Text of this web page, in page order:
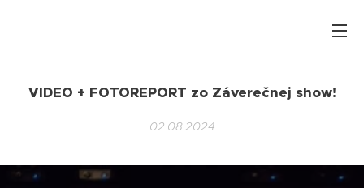
VIDEO + FOTOREPORT zo Záverečnej show!
02.08.2024